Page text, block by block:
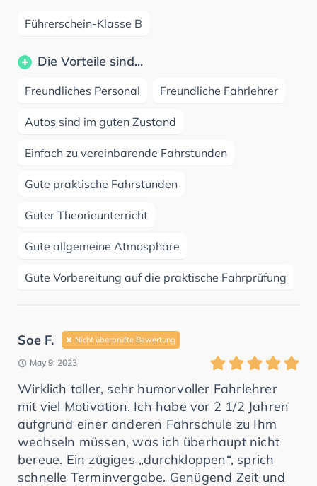
Führerschein-Klasse B
Die Vorteile sind...
Freundliches Personal Freundliche Fahrlehrer
Autos sind im guten Zustand
Einfach zu vereinbarende Fahrstunden
Gute praktische Fahrstunden
Guter Theorieunterricht
Gute allgemeine Atmosphäre
Gute Vorbereitung auf die praktische Fahrprüfung
Soe F. Nicht überprüfte Bewertung
May 9, 2023
Wirklich toller, sehr humorvoller Fahrlehrer
mit viel Motivation. Ich habe vor 2 1/2 Jahren
aufgrund einer anderen Fahrschule zu Ihm
wechseln müssen, was ich überhaupt nicht
bereue. Ein zügiges „durchkloppen“, sprich
schnelle Terminvergabe. Genügend Zeit und